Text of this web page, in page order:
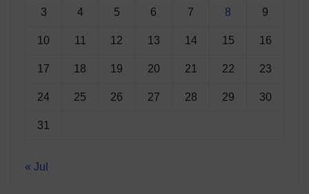
3 4 5 6 7 8 9
10 11 12 13 14 15 16
17 18 19 20 21 22 23
24 25 26 27 28 29 30
31
« Jul